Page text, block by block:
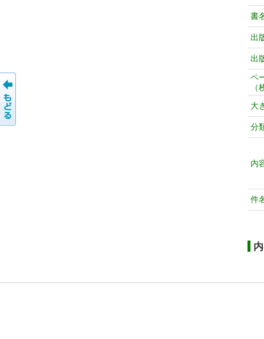
書
出
出
（
大
分
内
件